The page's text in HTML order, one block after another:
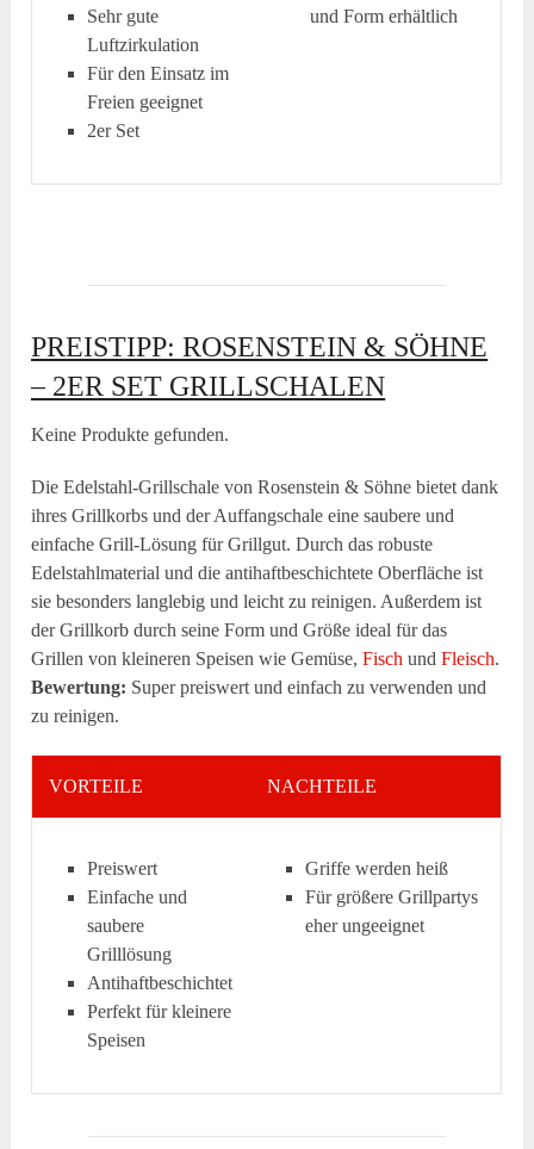
Sehr gute
Luftzirkulation
Für den Einsatz im
Freien geeignet
2er Set
und Form erhältlich
PREISTIPP: ROSENSTEIN & SÖHNE
– 2ER SET GRILLSCHALEN
Keine Produkte gefunden.
Die Edelstahl-Grillschale von Rosenstein & Söhne bietet dank
ihres Grillkorbs und der Auffangschale eine saubere und
einfache Grill-Lösung für Grillgut. Durch das robuste
Edelstahlmaterial und die antihaftbeschichtete Oberfläche ist
sie besonders langlebig und leicht zu reinigen. Außerdem ist
der Grillkorb durch seine Form und Größe ideal für das
Grillen von kleineren Speisen wie Gemüse,Fisch undFleisch.
Bewertung: Super preiswert und einfach zu verwenden und
zu reinigen.
VORTEILE NACHTEILE
Preiswert
Einfache und
saubere
Grilllösung
Antihaftbeschichtet
Perfekt für kleinere
Speisen
Griffe werden heiß
Für größere Grillpartys
eher ungeeignet